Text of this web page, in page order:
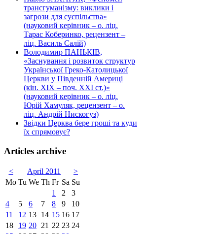
трансгуманізму: виклики і
загрози для суспільства»
(науковий керівник – о. ліц.
Тарас Коберинко, рецензент –
ліц. Василь Салій)
Володимир ПАНЬКІВ,
«Заснування і розвиток структур
Української Греко-Католицької
Церкви у Південній Америці
(кін. ХІХ – поч. ХХІ ст.)»
(науковий керівник – о. ліц.
Юрій Хамуляк, рецензент – о.
ліц. Андрій Нискогуз)
Звідки Церква бере гроші та куди
їх спрямовує?
Articles archive
< April 2011
>
Mo Tu We Th Fr Sa Su
1
2
3
4
5 6 7 8 9
10
11
12 13 14 15 16 17
18
19 20 21 22 23 24